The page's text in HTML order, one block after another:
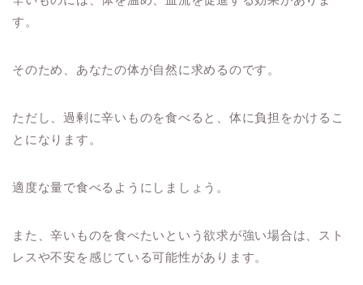
す。
そのため、あなたの体が自然に求めるのです。
ただし、過剰に辛いものを食べると、体に負担をかけるこ
とになります。
適度な量で食べるようにしましょう。
また、辛いものを食べたいという欲求が強い場合は、スト
レスや不安を感じている可能性があります。